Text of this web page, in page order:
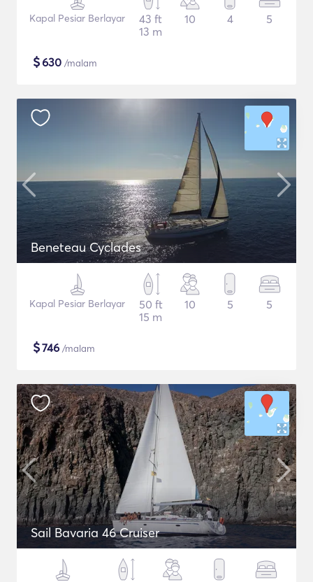
Kapal Pesiar Berlayar
43 ft
13 m
10 4 5
$630 /malam
Beneteau Cyclades
Kapal Pesiar Berlayar
50 ft
15 m
10 5 5
$746 /malam
Sail Bavaria 46 Cruiser